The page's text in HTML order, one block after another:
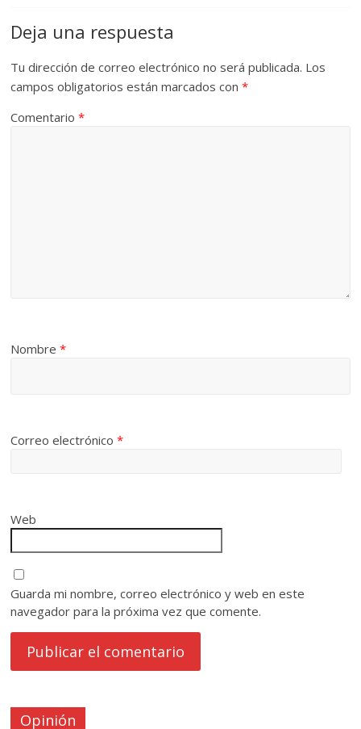
Deja una respuesta
Tu dirección de correo electrónico no será publicada. Los
campos obligatorios están marcados con*
Comentario*
Nombre*
Correo electrónico*
Web
Guarda mi nombre, correo electrónico y web en este
navegador para la próxima vez que comente.
Opinión